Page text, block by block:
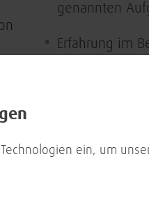
ein, um
genannten
Erfahrung im
Erfahrungen